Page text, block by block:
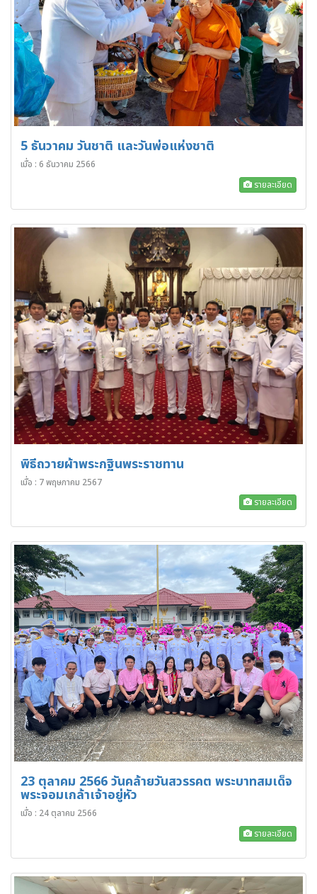
5 ธันวาคม วันชาติ และวันพ่อแห่งชาติ
เมื่อ : 6 ธันวาคม 2566
รายละเอียด
พิธีถวายผ้าพระกฐินพระราชทาน
เมื่อ : 7 พฤษภาคม 2567
รายละเอียด
23 ตุลาคม 2566 วันคล้ายวันสวรรคต พระบาทสมเด็จ
พระจอมเกล้าเจ้าอยู่หัว
เมื่อ : 24 ตุลาคม 2566
รายละเอียด